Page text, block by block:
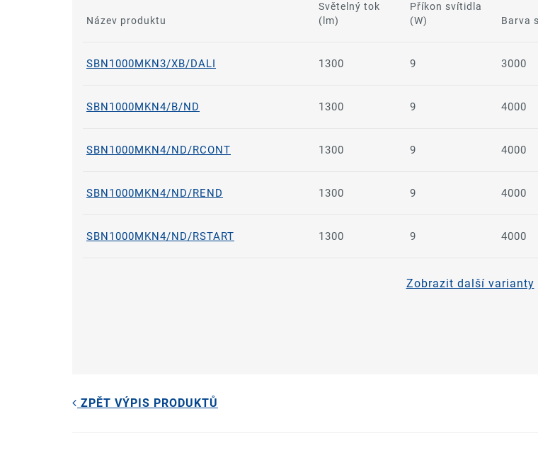
Název produktu
Světelný tok
(lm)
Příkon svítidla
(W)
Barva
SBN1000MKN3/XB/DALI 1300 9 3000
SBN1000MKN4/B/ND 1300 9 4000
SBN1000MKN4/ND/RCONT 1300 9 4000
SBN1000MKN4/ND/REND 1300 9 4000
SBN1000MKN4/ND/RSTART 1300 9 4000
Zobrazit další varianty
ZPĚT VÝPIS PRODUKTŮ